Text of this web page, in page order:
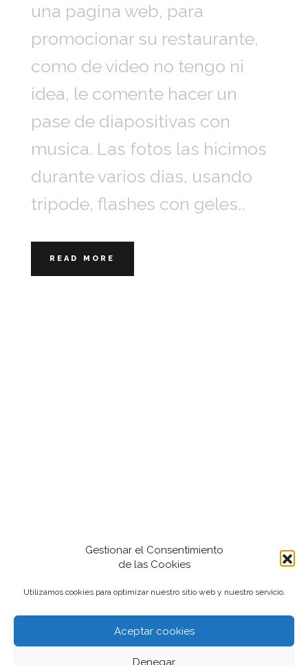
Gestionar el Consentimiento
de las Cookies
Utilizamos cookies para optimizar nuestro sitio web y nuestro servicio.
Aceptar cookies
Denegar
una pagina web, para
promocionar su restaurante,
como de video no tengo ni
idea, le comente hacer un
pase de diapositivas con
musica. Las fotos las hicimos
durante varios dias, usando
tripode, flashes con geles..
READ MORE